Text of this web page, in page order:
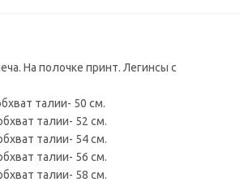
На полочке принт. Легинсы с
талии- 50 см.
талии- 52 см.
талии- 54 см.
талии- 56 см.
талии- 58 см.